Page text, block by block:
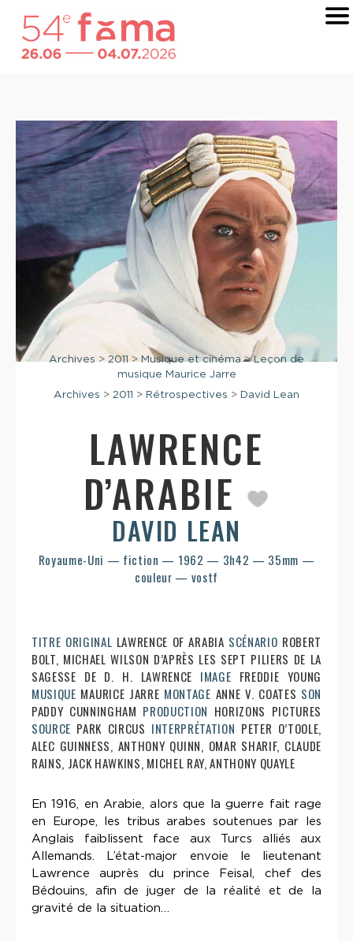
Archives>2011>Musique et cinéma>Leçon de
musique Maurice Jarre
Archives > 2011 > Rétrospectives > David Lean
LAWRENCE
D’ARABIE
DAVID LEAN
Royaume-Uni — fiction — 1962 — 3h42 — 35mm —
couleur — vostf
TITRE ORIGINAL LAWRENCE OF ARABIA SCÉNARIO ROBERT
BOLT, MICHAEL WILSON D’APRÈS LES SEPT PILIERS DE LA
SAGESSE DE D. H. LAWRENCE IMAGE FREDDIE YOUNG
MUSIQUE MAURICE JARRE MONTAGE ANNE V. COATES SON
PADDY CUNNINGHAM PRODUCTION HORIZONS PICTURES
SOURCE PARK CIRCUS INTERPRÉTATION PETER O’TOOLE,
ALEC GUINNESS, ANTHONY QUINN, OMAR SHARIF, CLAUDE
RAINS, JACK HAWKINS, MICHEL RAY, ANTHONY QUAYLE
En 1916, en Arabie, alors que la guerre fait rage
en Europe, les tribus arabes soutenues par les
Anglais faiblissent face aux Turcs alliés aux
Allemands. L’état-major envoie le lieutenant
Lawrence auprès du prince Feisal, chef des
Bédouins, afin de juger de la réalité et de la
gravité de la situation…